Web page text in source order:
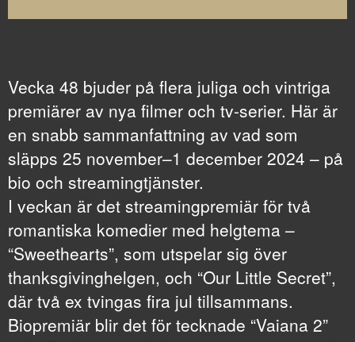
Vecka 48 bjuder på flera juliga och vintriga
premiärer av nya filmer och tv-serier. Här är
en snabb sammanfattning av vad som
släpps 25 november–1 december 2024 – på
bio och streamingtjänster.
I veckan är det streamingpremiär för två
romantiska komedier med helgtema –
“Sweethearts”, som utspelar sig över
thanksgivinghelgen, och “Our Little Secret”,
där två ex tvingas fira jul tillsammans.
Biopremiär blir det för tecknade “Vaiana 2”